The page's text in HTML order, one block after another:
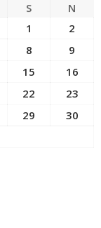
S
N
1
2
8
9
15
16
22
23
29
30